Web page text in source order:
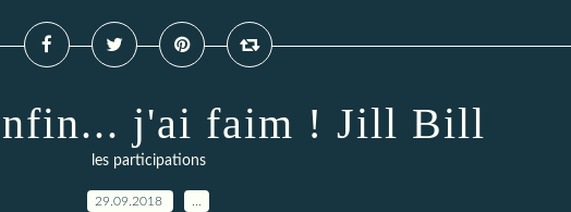
j'ai faim ! Jill Bill
les participations
29.09.2018